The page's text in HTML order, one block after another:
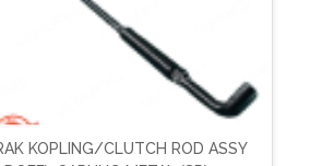
KOPLING/CLUTCH ROD ASSY